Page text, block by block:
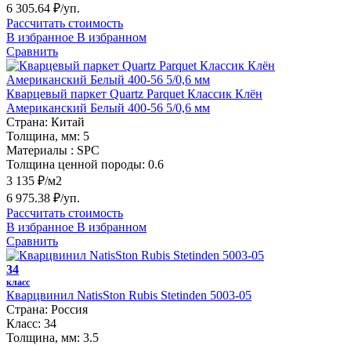
6 305.64 ₽/уп.
Рассчитать стоимость
В избранное В избранном
Сравнить
Кварцевый паркет Quartz Parquet Классик Клён
Американский Белый 400-56 5/0,6 мм
Страна: Китай
Толщина, мм: 5
Материалы : SPC
Толщина ценной породы: 0.6
3 135 ₽/м2
6 975.38 ₽/уп.
Рассчитать стоимость
В избранное В избранном
Сравнить
34
класс
Кварцвинил NatisSton Rubis Stetinden 5003-05
Страна: Россия
Класс: 34
Толщина, мм: 3.5